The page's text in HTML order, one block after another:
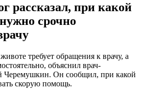
рассказал, при какой
срочно
требует обращения к врачу, а
объяснил врач-
Черемушкин. Он сообщил, при какой
скорую помощь.